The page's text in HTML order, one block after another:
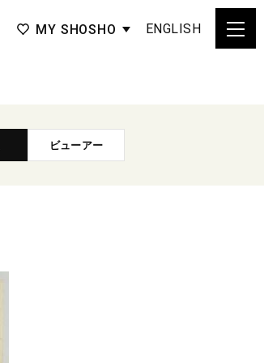
MY SHOSHO ENGLISH
ビューアー